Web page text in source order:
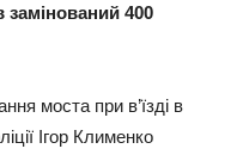
замінований 400
моста при в’їзді в
Ігор Клименко